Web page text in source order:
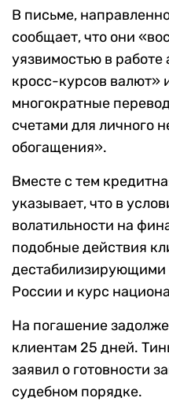
В письме,
сообщает, что они
уязвимостью в работе
кросс-курсов валют»
многократные
счетами для личного
обогащения».
Вместе с тем
указывает, что в
волатильности на
подобные действия
России и курс
На погашение
клиентам 25 дней.
заявил о готовности
судебном порядке.